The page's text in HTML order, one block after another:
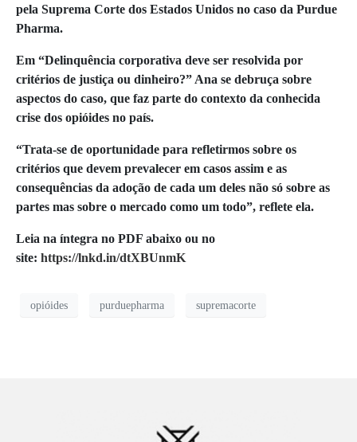
pela Suprema Corte dos Estados Unidos no caso da Purdue
Pharma.
Em “Delinquência corporativa deve ser resolvida por
critérios de justiça ou dinheiro?” Ana se debruça sobre
aspectos do caso, que faz parte do contexto da conhecida
crise dos opióides no país.
“Trata-se de oportunidade para refletirmos sobre os
critérios que devem prevalecer em casos assim e as
consequências da adoção de cada um deles não só sobre as
partes mas sobre o mercado como um todo”, reflete ela.
Leia na íntegra no PDF abaixo ou no
site: https://lnkd.in/dtXBUnmK
opióides purduepharma supremacorte